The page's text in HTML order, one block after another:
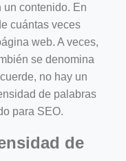
un contenido. En
cuántas veces
web. A veces,
se denomina
no hay un
de palabras
para SEO.
de